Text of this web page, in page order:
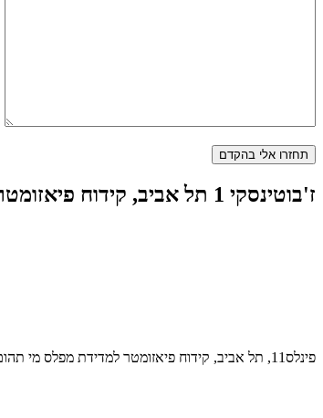
ז'בוטינסקי 1 תל אביב, קידוח פיאזומטר, הערכת מפלסים, השפלת מי תהום
פינלס11, תל אביב, קידוח פיאזומטר למדידת מפלס מי תהום